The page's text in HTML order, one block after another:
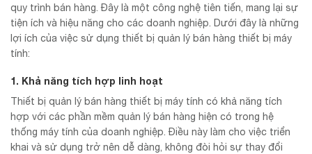
quy trình bán hàng. Đây là một công nghệ tiên tiến, mang lại sự
tiện ích và hiệu năng cho các doanh nghiệp. Dưới đây là những
lợi ích của việc sử dụng thiết bị quản lý bán hàng thiết bị máy
tính:
1. Khả năng tích hợp linh hoạt
Thiết bị quản lý bán hàng thiết bị máy tính có khả năng tích
hợp với các phần mềm quản lý bán hàng hiện có trong hệ
thống máy tính của doanh nghiệp. Điều này làm cho việc triển
khai và sử dụng trở nên dễ dàng, không đòi hỏi sự thay đổi